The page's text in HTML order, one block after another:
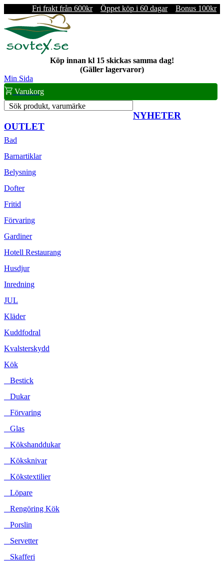
Fri frakt från 600kr Öppet köp i 60 dagar Bonus 100kr
Köp innan kl 15 skickas samma dag!
(Gäller lagervaror)
Min Sida
Varukorg
Sök produkt, varumärke
NYHETER
OUTLET
Bad
Barnartiklar
Belysning
Dofter
Fritid
Förvaring
Gardiner
Hotell Restaurang
Husdjur
Inredning
JUL
Kläder
Kuddfodral
Kvalsterskydd
Kök
Bestick
Dukar
Förvaring
Glas
Kökshanddukar
Köksknivar
Kökstextilier
Löpare
Rengöring Kök
Porslin
Servetter
Skafferi